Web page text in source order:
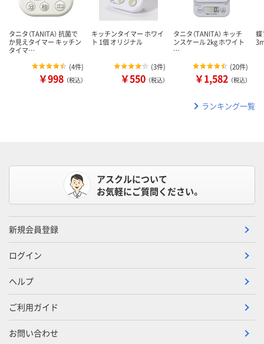
タニタ（TANITA） 抗菌で
か見えタイマー キッチン
タイマ…
(4件)
￥998 （税込）
キッチンタイマー ホワイ
ト 1個 オリジナル
(3件)
￥550 （税込）
タニタ（TANITA） キッチ
ンスケール 2kg ホワイト
…
(20件)
￥1,582 （税込）
蝶
ランキング一覧
アスクルについて
お気軽にご質問ください。
新規会員登録
ログイン
ヘルプ
ご利用ガイド
お問い合わせ